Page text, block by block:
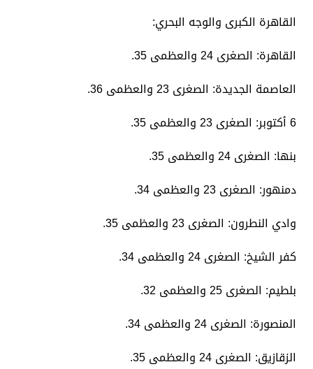
القاهرة الكبرى والوجه البحري:
​القاهرة: الصغرى 24 والعظمى 35.
​العاصمة الجديدة: الصغرى 23 والعظمى 36.
​6 أكتوبر: الصغرى 23 والعظمى 35.
​بنها: الصغرى 24 والعظمى 35.
​دمنهور: الصغرى 23 والعظمى 34.
​وادي النطرون: الصغرى 23 والعظمى 35.
​كفر الشيخ: الصغرى 24 والعظمى 34.
​بلطيم: الصغرى 25 والعظمى 32.
​المنصورة: الصغرى 24 والعظمى 34.
​الزقازيق: الصغرى 24 والعظمى 35.